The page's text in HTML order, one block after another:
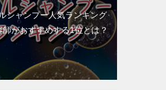
シャンプー人気ランキング
師がおすすめする1位とは？